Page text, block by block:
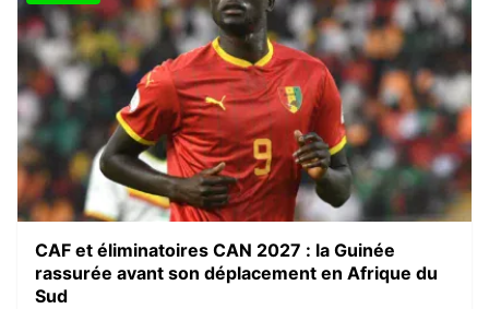
CAF et éliminatoires CAN 2027 : la Guinée
rassurée avant son déplacement en Afrique du
Sud